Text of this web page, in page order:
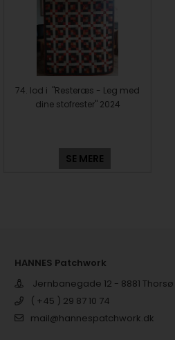
74. lod i "Resteræs - Leg med
dine stofrester" 2024
SE MERE
HANNES Patchwork
Jernbanegade 12 - 8881 Thorsø
( +45 ) 29 87 10 74
mail@hannespatchwork.dk